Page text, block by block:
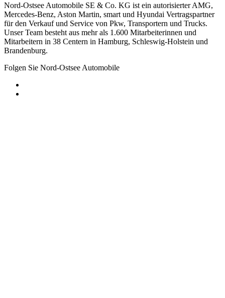
Nord-Ostsee Automobile SE & Co. KG ist ein autorisierter AMG,
Mercedes-Benz, Aston Martin, smart und Hyundai Vertragspartner
für den Verkauf und Service von Pkw, Transportern und Trucks.
Unser Team besteht aus mehr als 1.600 Mitarbeiterinnen und
Mitarbeitern in 38 Centern in Hamburg, Schleswig-Holstein und
Brandenburg.
Folgen Sie Nord-Ostsee Automobile